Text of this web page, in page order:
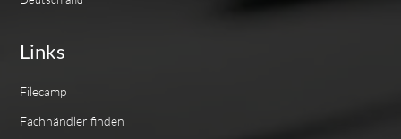
Links
Filecamp
Fachhändler finden